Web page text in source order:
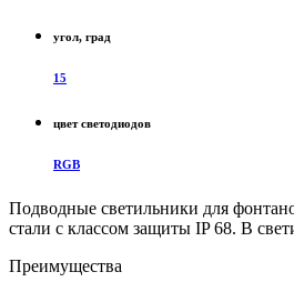
угол, град
15
цвет светодиодов
RGB
Подводные светильники для
стали с классом защиты IP 68. В
Преимущества